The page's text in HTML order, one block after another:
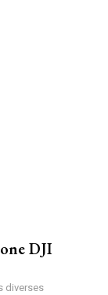
DJI
diverses